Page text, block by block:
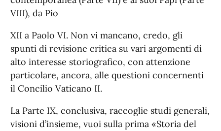
VIII), da Pio
XII a Paolo VI. Non vi mancano, credo, gli
spunti di revisione critica su vari argomenti di
alto interesse storiografico, con attenzione
particolare, ancora, alle questioni concernenti
il Concilio Vaticano II.
La Parte IX, conclusiva, raccoglie studi generali,
visioni d’insieme, vuoi sulla prima «Storia del